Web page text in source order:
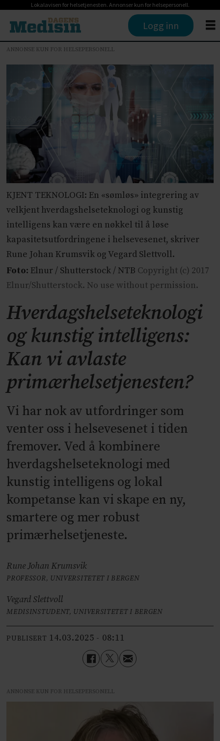
Lokalavisen for helsetjenesten. Annonser kun for helsepersonell.
Logg inn
ANNONSE KUN FOR HELSEPERSONELL
KJENT TEKNOLOGI: En «sømløs» integrering av
velkjent hverdagshelseteknologi og kunstig
intelligens kan være en nøkkel til å løse
kapasitetsutfordringene i helsevesenet, skriver
Rune Johan Krumsvik og Vegard Slettvoll.
Foto: Elnur / Shutterstock / NTB Copyright (c) 2017
Elnur/Shutterstock. No use without permission.
Hverdagshelseteknologi
og kunstig intelligens:
Kan vi avlaste
primærhelsetjenesten?
Vi har nok av utfordringer som
venter oss i helsevesenet i tiden
fremover. Ved å kombinere
hverdagshelseteknologi med
kunstig intelligens og lokal
kompetanse kan vi skape en ny,
smartere og mer robust
primærhelsetjeneste.
Rune Johan Krumsvik
PROFESSOR, UNIVERSITETET I BERGEN
Vegard Slettvoll
MEDISINSTUDENT, UNIVERSITETET I BERGEN
PUBLISERT 14.03.2025 - 08:11
ANNONSE KUN FOR HELSEPERSONELL